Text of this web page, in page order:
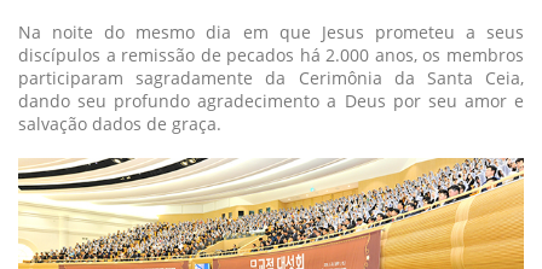
Na noite do mesmo dia em que Jesus prometeu a seus
discípulos a remissão de pecados há 2.000 anos, os membros
participaram sagradamente da Cerimônia da Santa Ceia,
dando seu profundo agradecimento a Deus por seu amor e
salvação dados de graça.